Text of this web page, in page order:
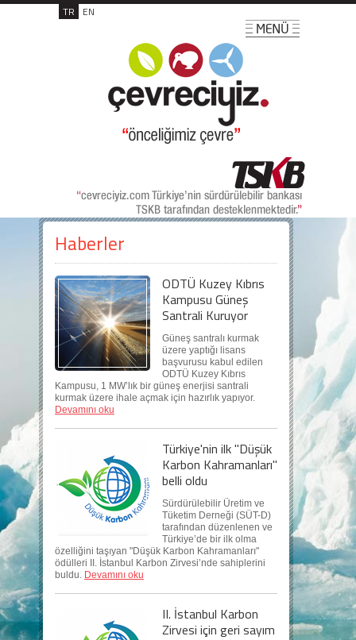
TR EN
Haberler
ODTÜ Kuzey Kıbrıs
Kampusu Güneş
Santrali Kuruyor
Güneş santralı kurmak
üzere yaptığı lisans
başvurusu kabul edilen
ODTÜ Kuzey Kıbrıs
Kampusu, 1 MW’lık bir güneş enerjisi santrali
kurmak üzere ihale açmak için hazırlık yapıyor.
Devamını oku
Türkiye'nin ilk "Düşük
Karbon Kahramanları"
belli oldu
Sürdürülebilir Üretim ve
Tüketim Derneği (SÜT-D)
tarafından düzenlenen ve
Türkiye’de bir ilk olma
özelliğini taşıyan "Düşük Karbon Kahramanları"
ödülleri II. İstanbul Karbon Zirvesi’nde sahiplerini
buldu. Devamını oku
II. İstanbul Karbon
Zirvesi için geri sayım